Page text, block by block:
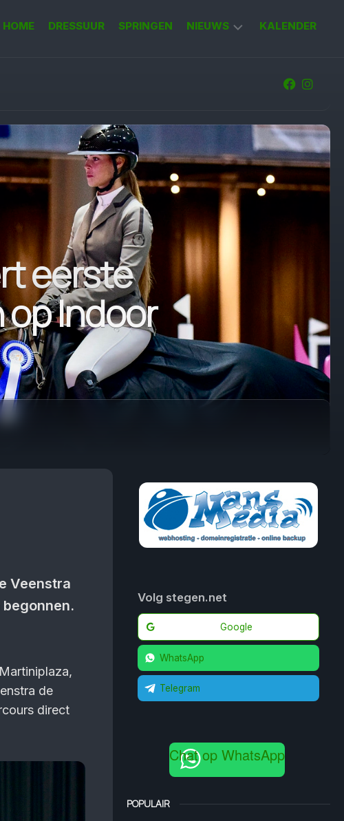
HOME DRESSUUR SPRINGEN NIEUWS KALENDER
eerste
Indoor
Veenstra
de
direct
Volg stegen.net
Google
WhatsApp
Telegram
Chat op WhatsApp
POPULAIR